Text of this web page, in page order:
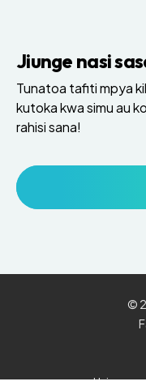
Jiunge nasi
Tunatoa tafiti mpya
kutoka kwa simu au
rahisi sana!
©
Usiuze